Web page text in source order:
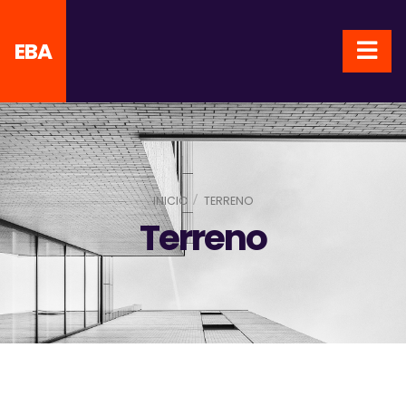
EBA
INICIO TERRENO
Terreno